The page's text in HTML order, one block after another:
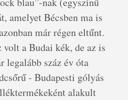
amelyet Bécsben ma is
már régen eltűnt.
a Budai kék, de az is
legalább száz év óta
- Budapesti gólyás
alakult